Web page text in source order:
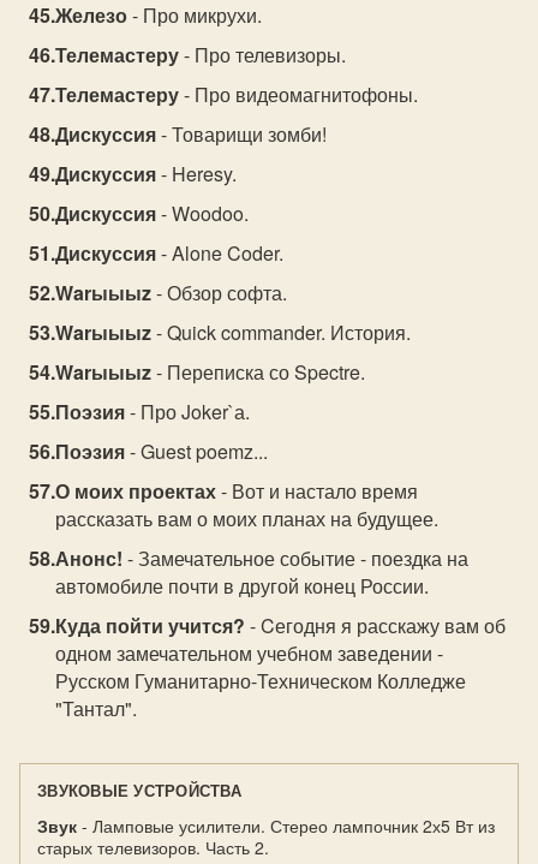
Железо- Про микрухи.
Телемастеру- Про телевизоры.
Телемастеру- Про видеомагнитофоны.
Дискуссия- Товарищи зомби!
Дискуссия- Heresy.
Дискуссия- Woodoo.
Дискуссия- Alone Coder.
Warыыыz- Обзор софта.
Warыыыz- Quick commander. История.
Warыыыz- Переписка со Spectre.
Поэзия- Про Joker`а.
Поэзия- Guest poemz...
О моих проектах- Вот и настало время
рассказать вам о моих планах на будущее.
Анонс! - Замечательное событие - поездка на
автомобиле почти в другой конец России.
Куда пойти учится? - Cегодня я расскажу вам об
одном замечательном учебном заведении -
Русском Гуманитарно-Техническом Колледже
"Тантал".
ЗВУКОВЫЕ УСТРОЙСТВА
Звук - Ламповые усилители. Стерео лампочник 2х5 Вт из
старых телевизоров. Часть 2.